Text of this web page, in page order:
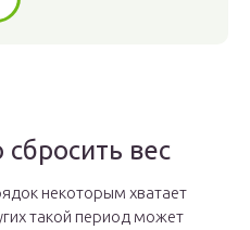
вес
некоторым хватает
такой период может